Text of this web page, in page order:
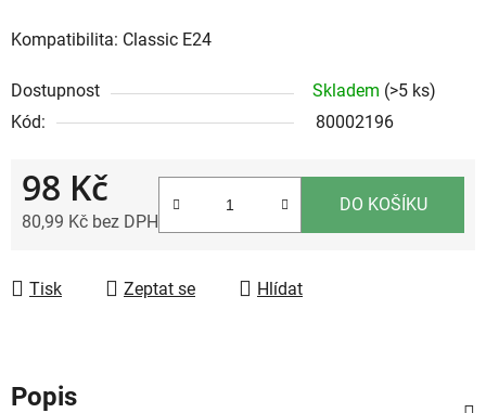
Kompatibilita: Classic E24
Dostupnost Skladem (>5 ks)
Kód:
80002196
98 Kč
80,99 Kč bez DPH
DO KOŠÍKU
Tisk Zeptat se Hlídat
Popis